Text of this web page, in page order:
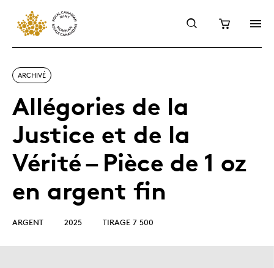
ARCHIVÉ
Allégories de la
Justice et de la
Vérité – Pièce de 1 oz
en argent fin
ARGENT 2025 TIRAGE 7 500